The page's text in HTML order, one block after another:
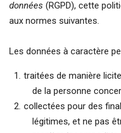
données (RGPD), cette
aux normes suivantes.
Les données à caractère
traitées de manière
de la personne
collectées pour des
légitimes, et ne pas